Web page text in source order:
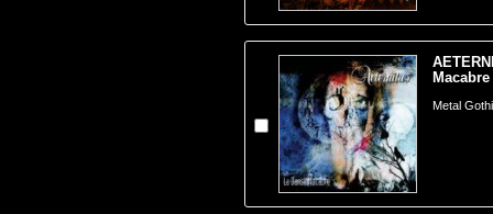
Macabre
Metal